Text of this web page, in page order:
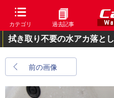
カテゴリ 過去記事
拭き取り不要の水アカ落とし
前の画像